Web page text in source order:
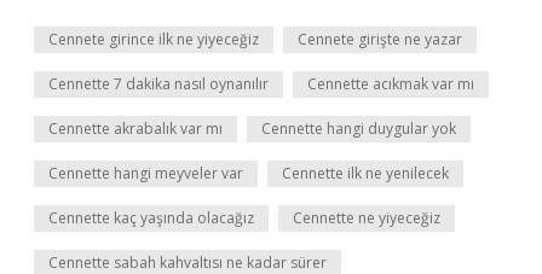
Cennete girince ilk ne yiyeceğiz Cennete girişte ne yazar
Cennette 7 dakika nasıl oynanılır Cennette acıkmak var mı
Cennette akrabalık var mı Cennette hangi duygular yok
Cennette hangi meyveler var Cennette ilk ne yenilecek
Cennette kaç yaşında olacağız Cennette ne yiyeceğiz
Cennette sabah kahvaltısı ne kadar sürer